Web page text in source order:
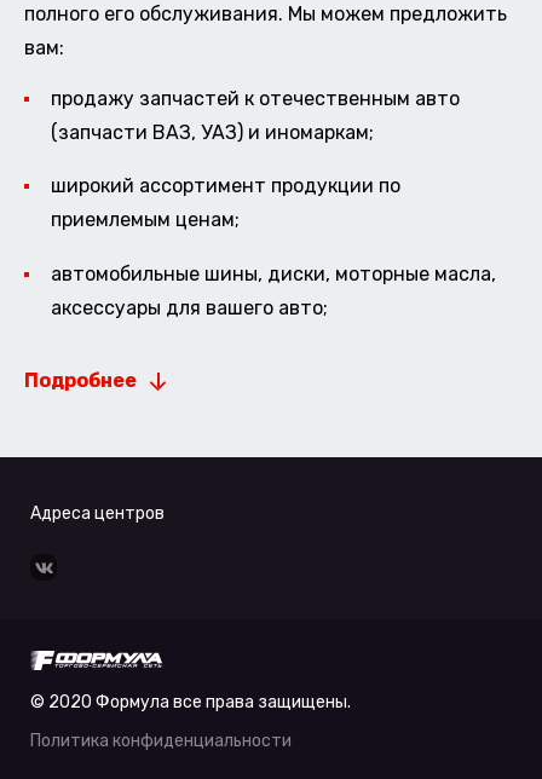
полного его обслуживания. Мы можем предложить
вам:
продажу запчастей к отечественным авто
(запчасти ВАЗ, УАЗ) и иномаркам;
широкий ассортимент продукции по
приемлемым ценам;
автомобильные шины, диски, моторные масла,
аксессуары для вашего авто;
Подробнее
Адреса центров
© 2020 Формула все права защищены.
Политика конфиденциальности